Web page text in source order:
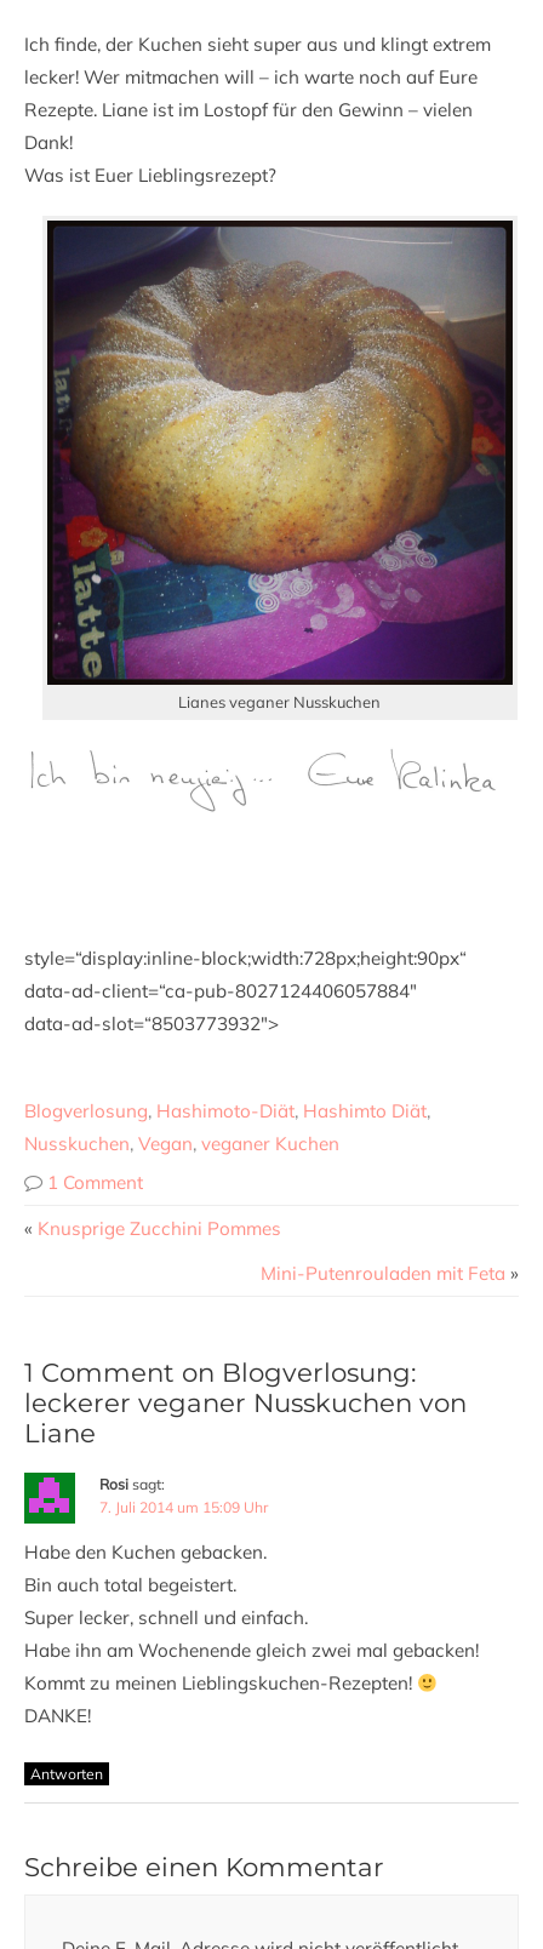
Ich finde, der Kuchen sieht super aus und klingt extrem
lecker! Wer mitmachen will – ich warte noch auf Eure
Rezepte. Liane ist im Lostopf für den Gewinn – vielen
Dank!
Was ist Euer Lieblingsrezept?
Lianes veganer Nusskuchen
style=“display:inline-block;width:728px;height:90px“
data-ad-client=“ca-pub-8027124406057884″
data-ad-slot=“8503773932″>
Blogverlosung, Hashimoto-Diät, Hashimto Diät,
Nusskuchen, Vegan, veganer Kuchen
1 Comment
« Knusprige Zucchini Pommes
Mini-Putenrouladen mit Feta »
1 Comment on Blogverlosung:
leckerer veganer Nusskuchen von
Liane
Rosi sagt:
7. Juli 2014 um 15:09 Uhr
Habe den Kuchen gebacken.
Bin auch total begeistert.
Super lecker, schnell und einfach.
Habe ihn am Wochenende gleich zwei mal gebacken!
Kommt zu meinen Lieblingskuchen-Rezepten!
DANKE!
Antworten
Schreibe einen Kommentar